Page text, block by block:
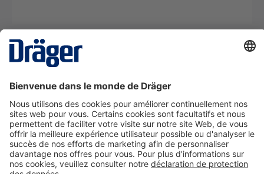
La technologie
Nous contacter
A propos de Dräger